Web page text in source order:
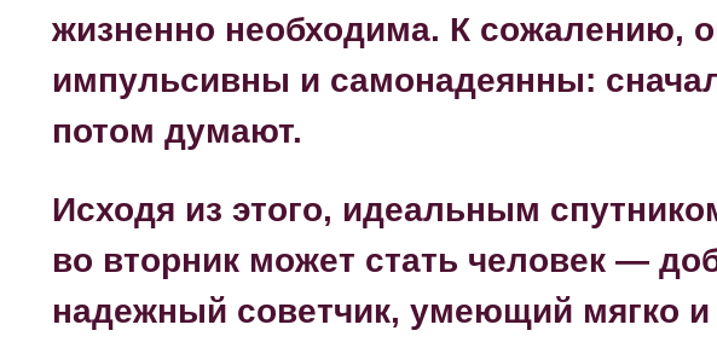
жизненно необходима. К сожалению,
импульсивны и самонадеянны:
потом думают.
Исходя из этого, идеальным
во вторник может стать человек —
надежный советчик, умеющий мягко и